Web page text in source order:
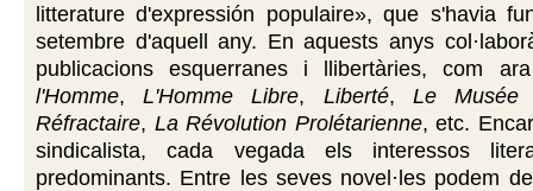
litterature d'expressión populaire», que s'havia
setembre d'aquell any. En aquests anys
publicacions esquerranes i llibertàries, com
l'Homme,L'Homme Libre, Liberté, Le
Réfractaire, La Révolution Prolétarienne, etc.
sindicalista, cada vegada els interessos
predominants. Entre les seves novel·les podem